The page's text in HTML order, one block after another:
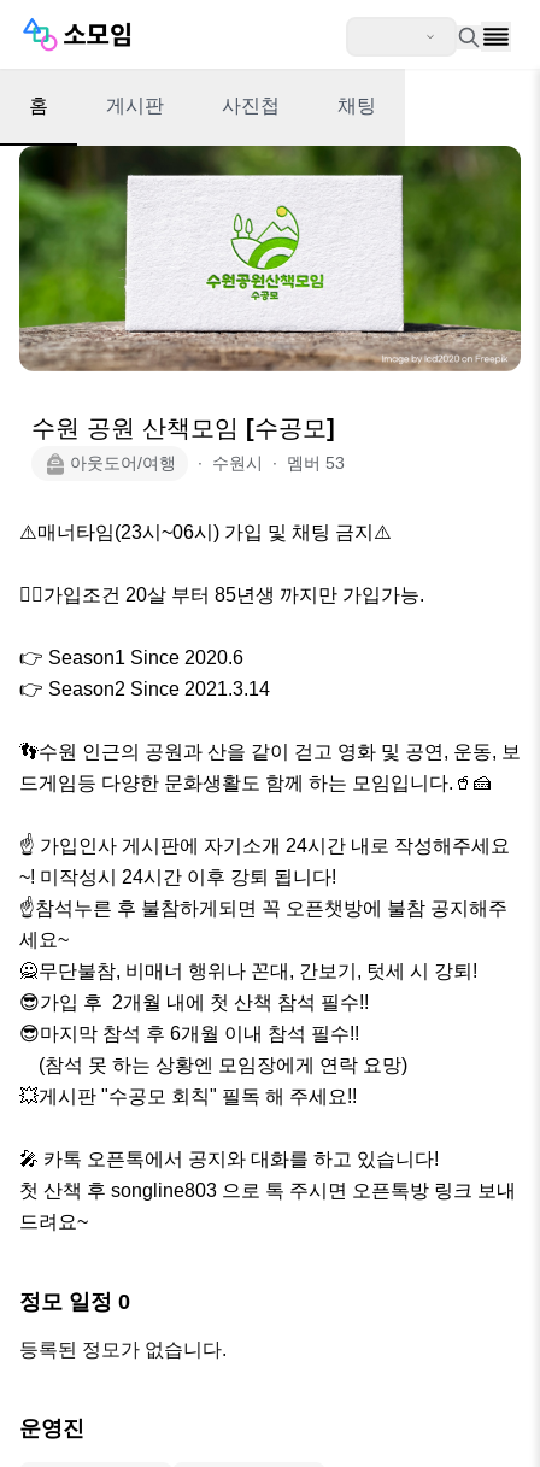
홈 게시판 사진첩 채팅
수원 공원 산책모임 [수공모]
아웃도어/여행 ∙ 수원시 ∙ 멤버 53
⚠️매너타임(23시~06시) 가입 및 채팅 금지⚠️
🙆‍♂️가입조건 20살 부터 85년생 까지만 가입가능.
👉 Season1 Since 2020.6
👉 Season2 Since 2021.3.14
👣수원 인근의 공원과 산을 같이 걷고 영화 및 공연, 운동, 보
드게임등 다양한 문화생활도 함께 하는 모임입니다.🥤🍰
☝️ 가입인사 게시판에 자기소개 24시간 내로 작성해주세요
~! 미작성시 24시간 이후 강퇴 됩니다!
☝참석누른 후 불참하게되면 꼭 오픈챗방에 불참 공지해주
세요~
🙅무단불참, 비매너 행위나 꼰대, 간보기, 텃세 시 강퇴!
😎가입 후  2개월 내에 첫 산책 참석 필수!!
😎마지막 참석 후 6개월 이내 참석 필수!!
💥게시판 "수공모 회칙" 필독 해 주세요!!
🎤 카톡 오픈톡에서 공지와 대화를 하고 있습니다!
첫 산책 후 songline803 으로 톡 주시면 오픈톡방 링크 보내
드려요~
정모 일정 0
등록된 정모가 없습니다.
운영진